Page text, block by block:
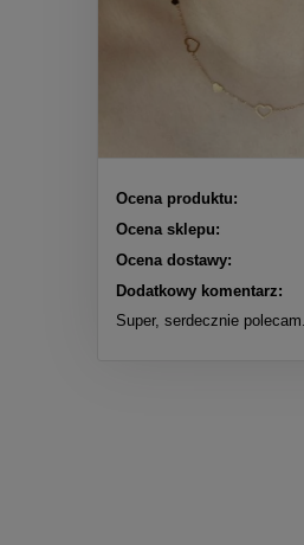
Ocena produktu:
Ocena sklepu:
Ocena dostawy:
Dodatkowy komentarz:
Super, serdecznie